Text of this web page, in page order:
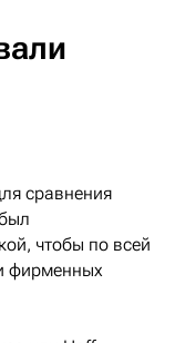
сравнения
чтобы по всей
фирменных